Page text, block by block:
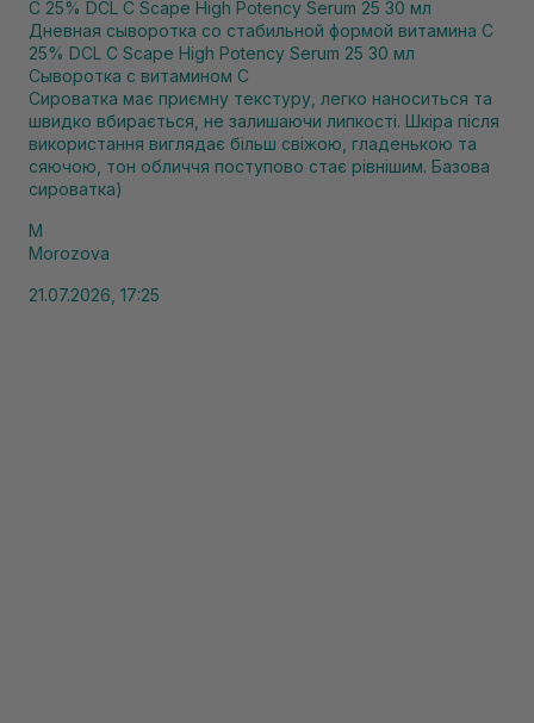
Дневная сыворотка со стабильной формой витамина С
25% DCL C Scape High Potency Serum 25 30 мл
Сыворотка с витамином С
Сироватка має приємну текстуру, легко наноситься та
швидко вбирається, не залишаючи липкості. Шкіра після
використання виглядає більш свіжою, гладенькою та
сяючою, тон обличчя поступово стає рівнішим. Базова
сироватка)
M
Morozova
21.07.2026, 17:25